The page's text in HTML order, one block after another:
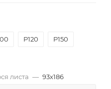
P120 P150
листа — 93х186